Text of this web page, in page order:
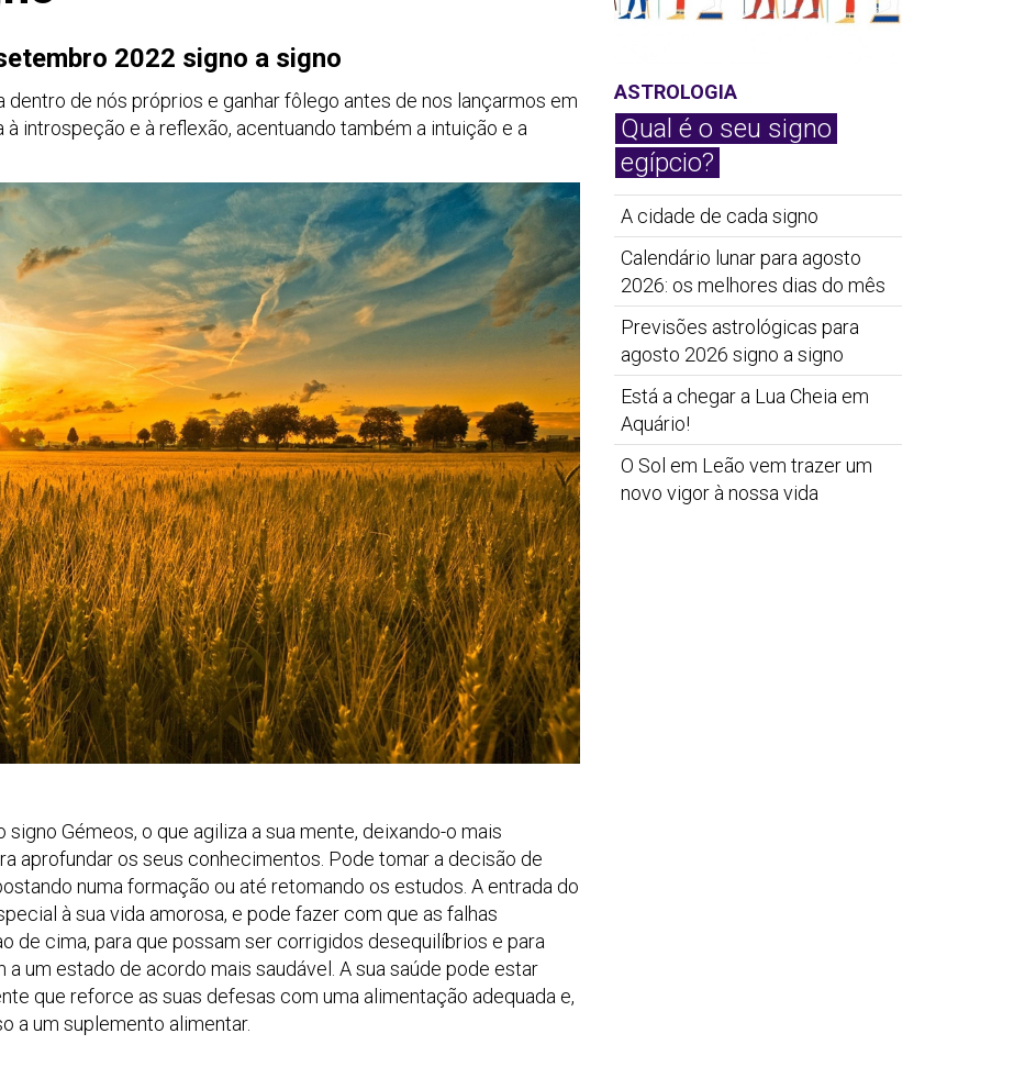
2022 signo a signo
dentro de nós próprios e ganhar fôlego antes de nos lançarmos em
introspeção e à reflexão, acentuando também a intuição e a
Gémeos, o que agiliza a sua mente, deixando-o mais
aprofundar os seus conhecimentos. Pode tomar a decisão de
numa formação ou até retomando os estudos. A entrada do
à sua vida amorosa, e pode fazer com que as falhas
de cima, para que possam ser corrigidos desequilíbrios e para
um estado de acordo mais saudável. A sua saúde pode estar
que reforce as suas defesas com uma alimentação adequada e,
a um suplemento alimentar.
ASTROLOGIA
Qual é o seu signo
egípcio?
A cidade de cada signo
Calendário lunar para agosto
2026: os melhores dias do mês
Previsões astrológicas para
agosto 2026 signo a signo
Está a chegar a Lua Cheia em
Aquário!
O Sol em Leão vem trazer um
novo vigor à nossa vida